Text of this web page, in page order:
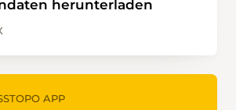
herunterladen
APP